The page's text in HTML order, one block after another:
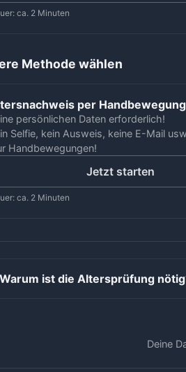
ca. 2 Minuten
Methode wählen
per Handbewegung
persönlichen Daten erforderlich!
Selfie, kein Ausweis, keine E-Mail
Handbewegungen!
Jetzt starten
ca. 2 Minuten
Warum ist die Altersprüfung
Deine